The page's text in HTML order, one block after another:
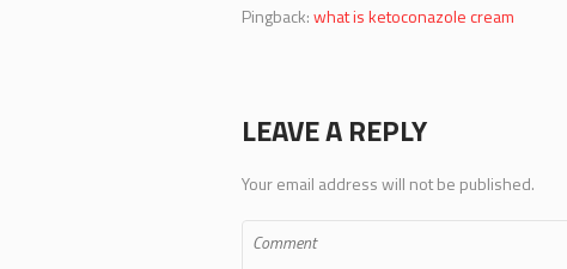
Pingback:what is ketoconazole cream
LEAVE A REPLY
Your email address will not be published.